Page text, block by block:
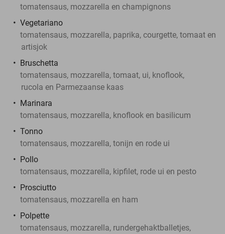
tomatensaus, mozzarella en champignons
Vegetariano
tomatensaus, mozzarella, paprika, courgette, tomaat en
artisjok
Bruschetta
tomatensaus, mozzarella, tomaat, ui, knoflook,
rucola en Parmezaanse kaas
Marinara
tomatensaus, mozzarella, knoflook en basilicum
Tonno
tomatensaus, mozzarella, tonijn en rode ui
Pollo
tomatensaus, mozzarella, kipfilet, rode ui en pesto
Prosciutto
tomatensaus, mozzarella en ham
Polpette
tomatensaus, mozzarella, rundergehaktballetjes,